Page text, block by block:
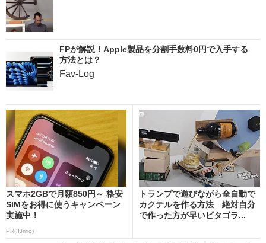
FPが解説！Apple製品を分割手数料0円で入手する
方法とは？
Fav-Log
スマホ2GBで月額850円～ 格安
SIMをお得に使うキャンペーン
実施中！
PR(IIJmio)
トランプで遊びながら全自動で
カクテルを作る方法 絶対自分
で作った方が早いピタゴラ...